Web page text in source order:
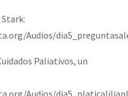
Audios/
Paliativos, un